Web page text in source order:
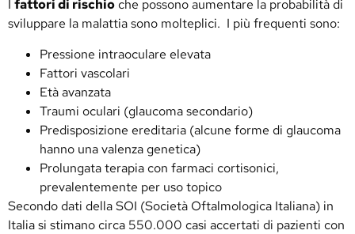
I fattori di rischioche possono aumentare la probabilità di
sviluppare la malattia sono molteplici. I più frequenti sono:
Pressione intraoculare elevata
Fattori vascolari
Età avanzata
Traumi oculari (glaucoma secondario)
Predisposizione ereditaria (alcune forme di glaucoma
hanno una valenza genetica)
Prolungata terapia con farmaci cortisonici,
prevalentemente per uso topico
Secondo dati della SOI (Società Oftalmologica Italiana) in
Italia si stimano circa 550.000 casi accertati di pazienti con